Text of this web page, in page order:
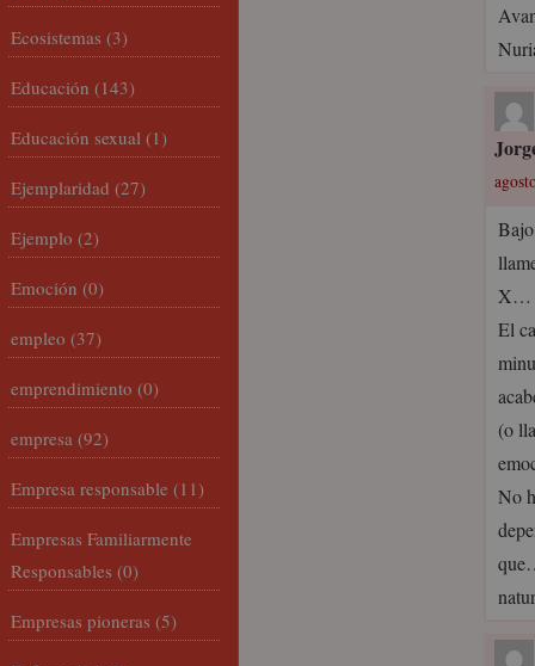
X…
El
(o
No
Ecosistemas (3)
Educación (143)
Educación sexual (1)
Ejemplaridad (27)
Ejemplo (2)
Emoción (0)
empleo (37)
emprendimiento (0)
empresa (92)
Empresa responsable (11)
Empresas Familiarmente
Responsables (0)
Empresas pioneras (5)